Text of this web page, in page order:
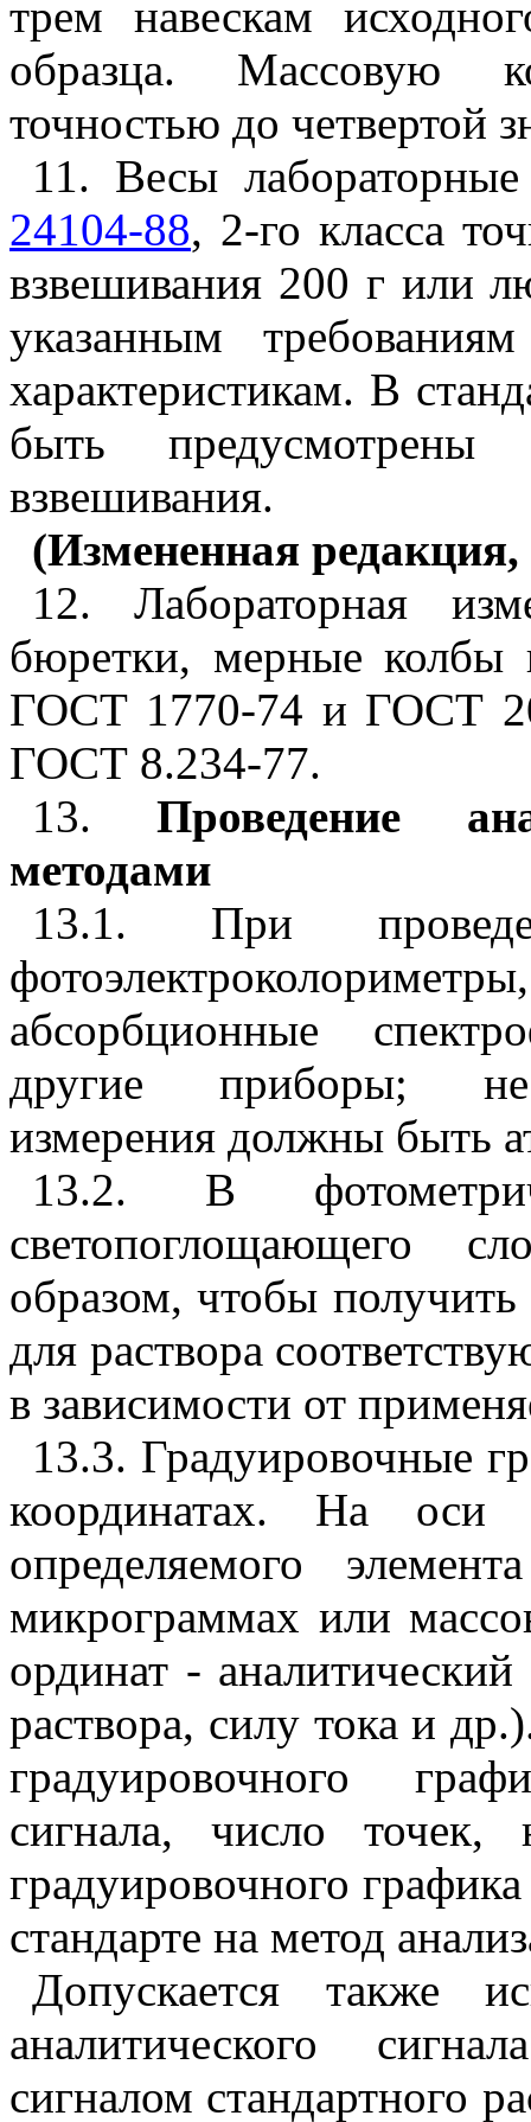
трем навескам
образца. Массовую
точностью до четвертой
11. Весы
24104-88, 2-го класса
взвешивания 200 г или
указанным
характеристикам. В
быть
взвешивания.
(Измененная
12. Лабораторная
бюретки, мерные колбы
ГОСТ 1770-74 и ГОСТ
ГОСТ 8.234-77.
13.Проведение
методами
13.1. При
абсорбционные
другие приборы;
измерения должны быть
13.2. В
светопоглощающего
образом, чтобы
для раствора
в зависимости от
13.3. Градуировочные
координатах. На оси
определяемого
микрограммах или
ординат -
раствора, силу тока и
градуировочного
сигнала, число точек,
градуировочного
стандарте на метод
Допускается также
аналитического
сигналом стандартного